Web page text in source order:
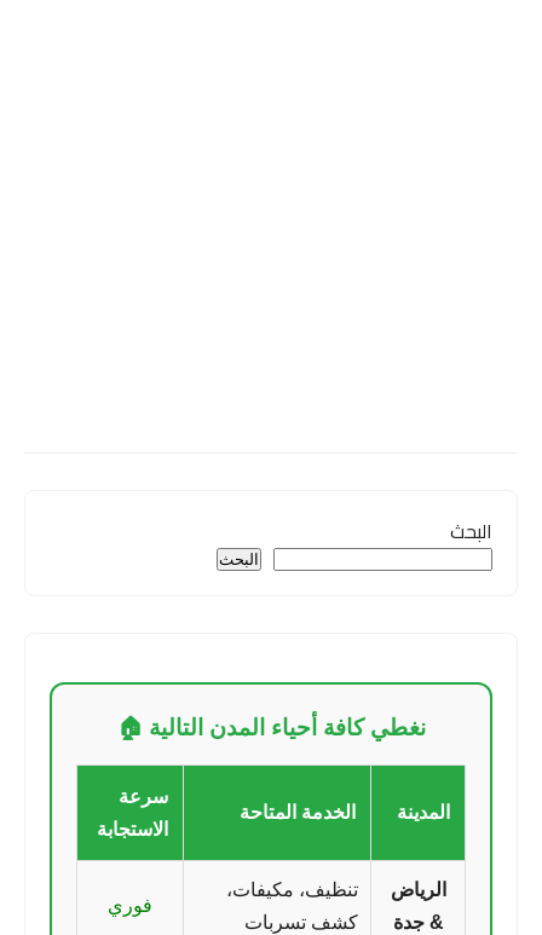
البحث
البحث
نغطي كافة أحياء المدن التالية 🏠
المدينة الخدمة المتاحة
سرعة
الاستجابة
الرياض
& جدة
تنظيف، مكيفات،
كشف تسربات
فوري